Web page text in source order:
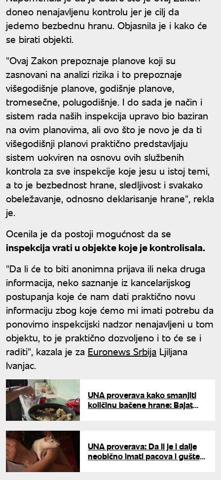
doneo nenajavljenu kontrolu jer je cilj da
jedemo bezbednu hranu. Objasnila je i kako će
se birati objekti.
"Ovaj Zakon prepoznaje planove koji su
zasnovani na analizi rizika i to prepoznaje
višegodišnje planove, godišnje planove,
tromesečne, polugodišnje. I do sada je način i
sistem rada naših inspekcija upravo bio baziran
na ovim planovima, ali ovo što je novo je da ti
višegodišnji planovi praktično predstavljaju
sistem uokviren na osnovu ovih službenih
kontrola za sve inspekcije koje jesu u istoj temi,
a to je bezbednost hrane, sledljivost i svakako
obeležavanje, odnosno deklarisanje hrane", rekla
je.
Ocenila je da postoji mogućnost da se
inspekcija vrati u objekte koje je kontrolisala.
"Da li će to biti anonimna prijava ili neka druga
informacija, neko saznanje iz kancelarijskog
postupanja koje će nam dati praktično novu
informaciju zbog koje ćemo mi imati potrebu da
ponovimo inspekcijski nadzor nenajavljeni u tom
objektu, to je praktično dozvoljeno i to će se i
raditi", kazala je za Euronews Srbija Ljiljana
Ivanjac.
UNA proverava kako smanjiti
količinu bačene hrane: Bajat
UNA proverava: Da li je i dalje
neobično imati pacova i guštera